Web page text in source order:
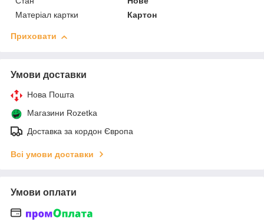
Матеріал картки
Картон
Приховати
Умови доставки
Нова Пошта
Магазини Rozetka
Доставка за кордон Європа
Всі умови доставки
Умови оплати